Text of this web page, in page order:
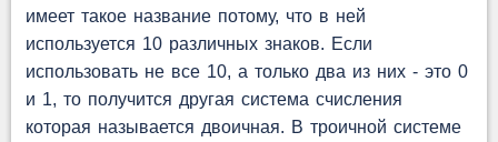
имеет такое название потому, что в ней
используется 10 различных знаков. Если
использовать не все 10, а только два из них - это 0
и 1, то получится другая система счисления
которая называется двоичная. В троичной системе